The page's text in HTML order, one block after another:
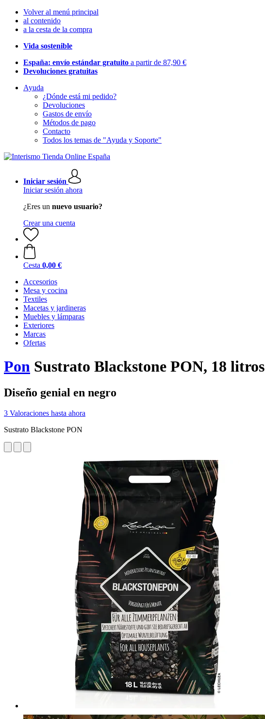
Volver al menú principal
al contenido
a la cesta de la compra
Vida sostenible
España: envío estándar gratuito a partir de 87,90 €
Devoluciones gratuitas
Ayuda
¿Dónde está mi pedido?
Devoluciones
Gastos de envío
Métodos de pago
Contacto
Todos los temas de "Ayuda y Soporte"
Iniciar sesión
Iniciar sesión ahora
¿Eres un nuevo usuario?
Crear una cuenta
Cesta 0,00 €
Accesorios
Mesa y cocina
Textiles
Macetas y jardineras
Muebles y lámparas
Exteriores
Marcas
Ofertas
Pon Sustrato Blackstone PON, 18 litros
Diseño genial en negro
3 Valoraciones hasta ahora
Sustrato Blackstone PON